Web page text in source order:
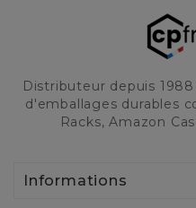
Distributeur depuis
d'emballages durables
Racks, Amazon
Informations